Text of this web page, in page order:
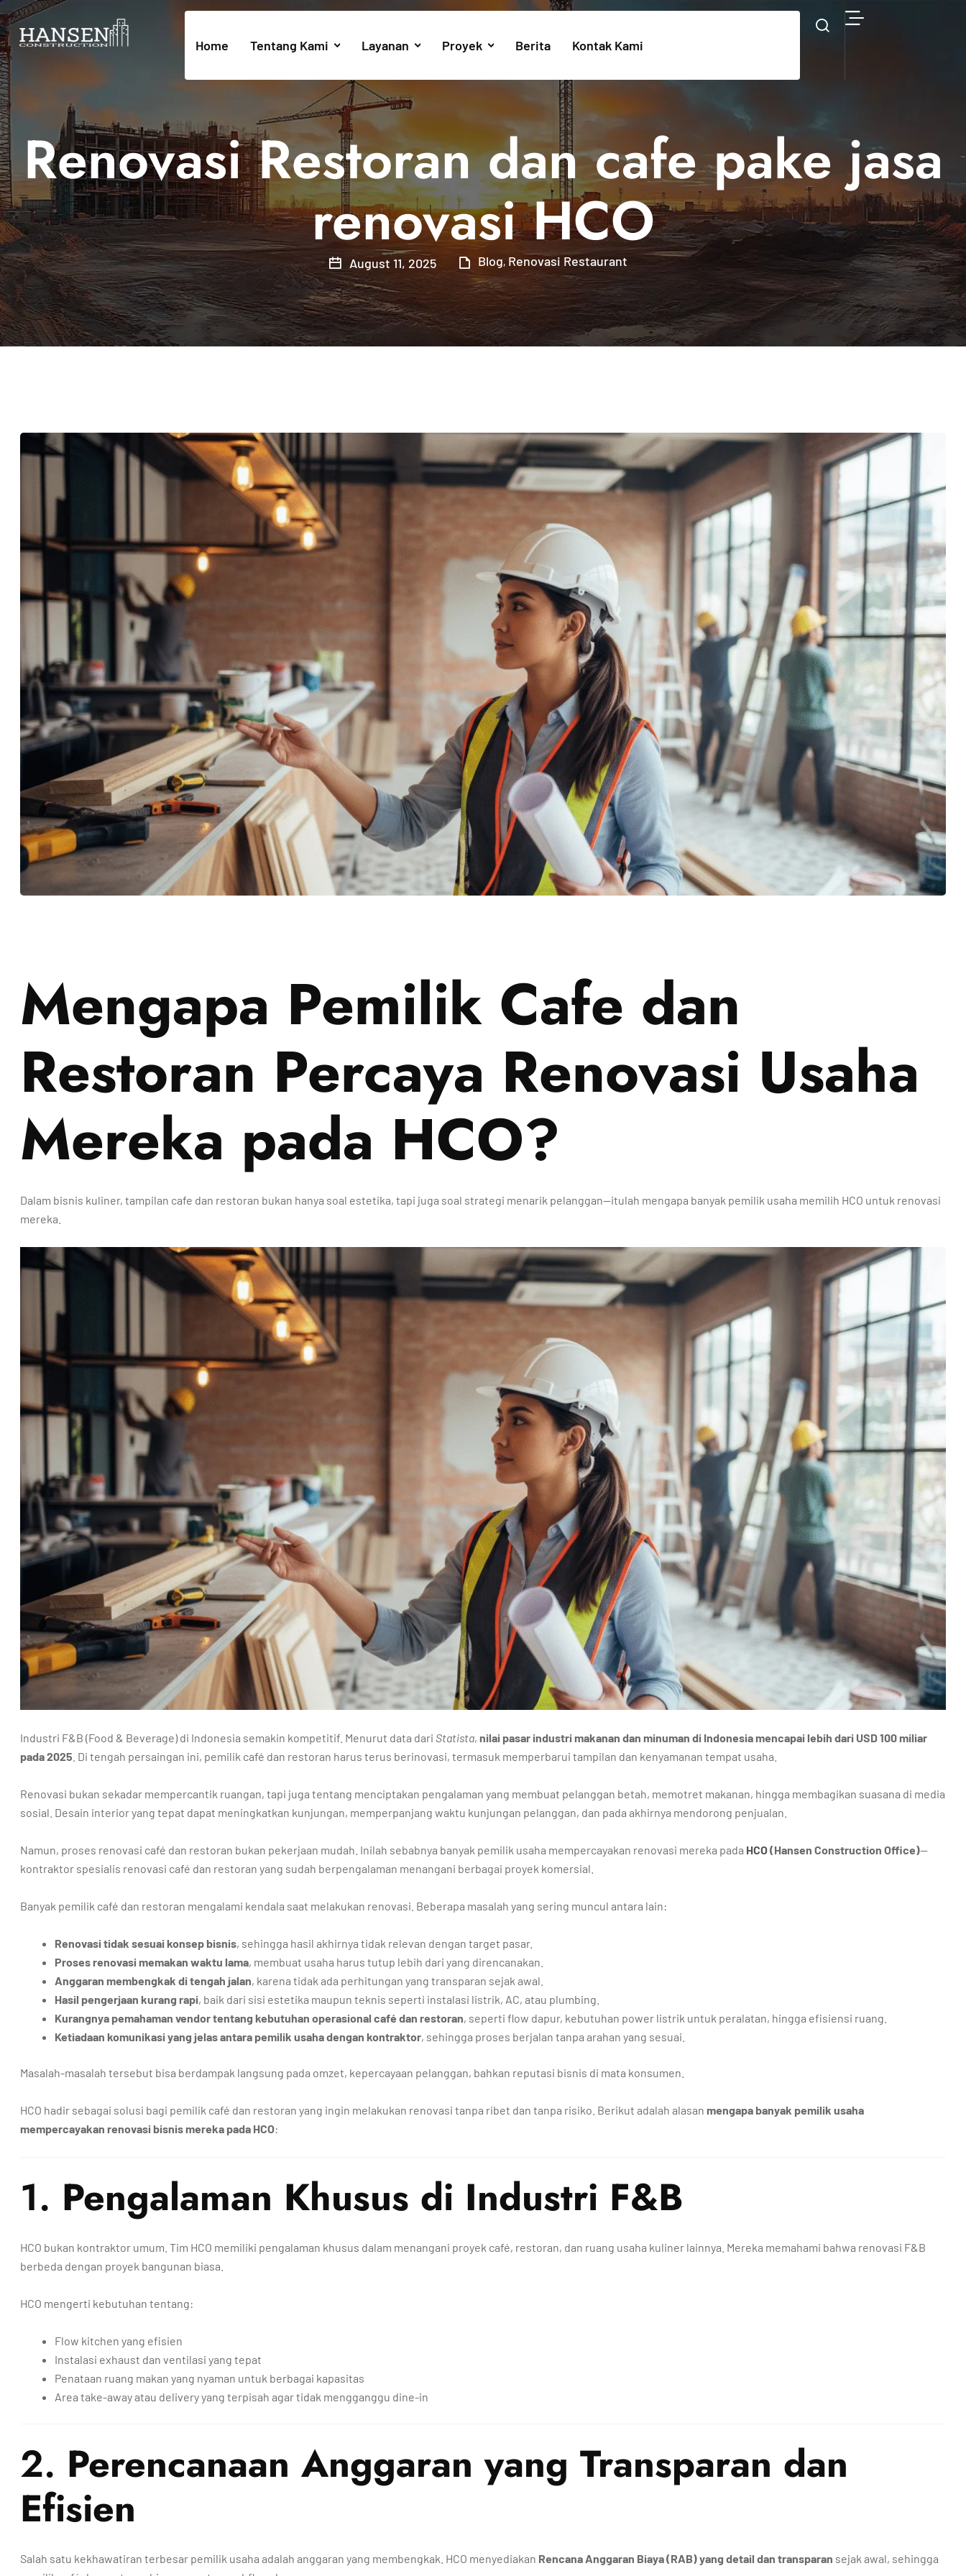
Home Tentang Kami Layanan Proyek Berita Kontak Kami
Renovasi Restoran dan cafe pake jasa
renovasi HCO
August 11, 2025 Blog, Renovasi Restaurant
Mengapa Pemilik Cafe dan
Restoran Percaya Renovasi Usaha
Mereka pada HCO?
Dalam bisnis kuliner, tampilan cafe dan restoran bukan hanya soal estetika, tapi juga soal strategi menarik pelanggan—itulah mengapa banyak pemilik usaha memilih HCO untuk renovasi
mereka.
Industri F&B (Food & Beverage) di Indonesia semakin kompetitif. Menurut data dari Statista, nilai pasar industri makanan dan minuman di Indonesia mencapai lebih dari USD 100 miliar
pada 2025 . Di tengah persaingan ini, pemilik café dan restoran harus terus berinovasi, termasuk memperbarui tampilan dan kenyamanan tempat usaha.
Renovasi bukan sekadar mempercantik ruangan, tapi juga tentang menciptakan pengalaman yang membuat pelanggan betah, memotret makanan, hingga membagikan suasana di media
sosial. Desain interior yang tepat dapat meningkatkan kunjungan, memperpanjang waktu kunjungan pelanggan, dan pada akhirnya mendorong penjualan.
Namun, proses renovasi café dan restoran bukan pekerjaan mudah. Inilah sebabnya banyak pemilik usaha mempercayakan renovasi mereka pada HCO(Hansen Construction Office)—
kontraktor spesialis renovasi café dan restoran yang sudah berpengalaman menangani berbagai proyek komersial.
Banyak pemilik café dan restoran mengalami kendala saat melakukan renovasi. Beberapa masalah yang sering muncul antara lain:
Renovasi tidak sesuai konsep bisnis, sehingga hasil akhirnya tidak relevan dengan target pasar.
Proses renovasi memakan waktu lama, membuat usaha harus tutup lebih dari yang direncanakan.
Anggaran membengkak di tengah jalan, karena tidak ada perhitungan yang transparan sejak awal.
Hasil pengerjaan kurang rapi, baik dari sisi estetika maupun teknis seperti instalasi listrik, AC, atau plumbing.
Kurangnya pemahaman vendor tentang kebutuhan operasional café dan restoran, seperti flow dapur, kebutuhan power listrik untuk peralatan, hingga efisiensi ruang.
Ketiadaan komunikasi yang jelas antara pemilik usaha dengan kontraktor, sehingga proses berjalan tanpa arahan yang sesuai.
Masalah-masalah tersebut bisa berdampak langsung pada omzet, kepercayaan pelanggan, bahkan reputasi bisnis di mata konsumen.
HCO hadir sebagai solusi bagi pemilik café dan restoran yang ingin melakukan renovasi tanpa ribet dan tanpa risiko. Berikut adalah alasan mengapa banyak pemilik usaha
mempercayakan renovasi bisnis mereka pada HCO:
1. Pengalaman Khusus di Industri F&B
HCO bukan kontraktor umum. Tim HCO memiliki pengalaman khusus dalam menangani proyek café, restoran, dan ruang usaha kuliner lainnya. Mereka memahami bahwa renovasi F&B
berbeda dengan proyek bangunan biasa.
HCO mengerti kebutuhan tentang:
Flow kitchen yang efisien
Instalasi exhaust dan ventilasi yang tepat
Penataan ruang makan yang nyaman untuk berbagai kapasitas
Area take-away atau delivery yang terpisah agar tidak mengganggu dine-in
2. Perencanaan Anggaran yang Transparan dan
Efisien
Salah satu kekhawatiran terbesar pemilik usaha adalah anggaran yang membengkak. HCO menyediakan Rencana Anggaran Biaya (RAB) yang detail dan transparan sejak awal, sehingga